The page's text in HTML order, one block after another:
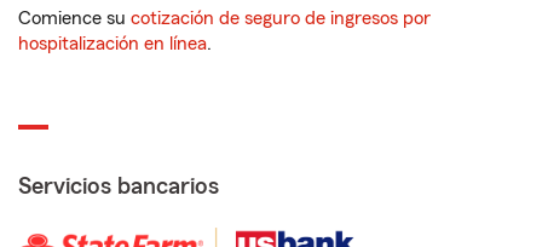
Comience su cotización de seguro de ingresos por
hospitalización en línea.
Servicios bancarios